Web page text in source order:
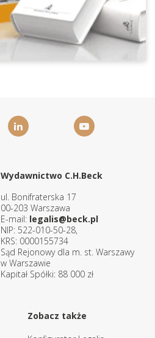
Wydawnictwo C.H.Beck
ul. Bonifraterska 17
00-203 Warszawa
E-mail: legalis@beck.pl
NIP: 522-010-50-28,
KRS: 0000155734
Sąd Rejonowy dla m. st. Warszawy
w Warszawie
Kapitał Spółki: 88 000 zł
Zobacz także